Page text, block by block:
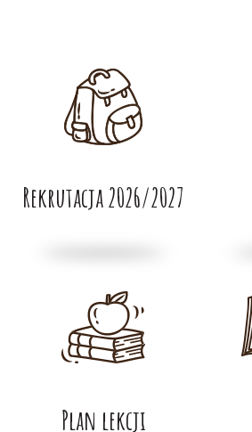
Rekrutacja 2026/2027
Plan lekcji